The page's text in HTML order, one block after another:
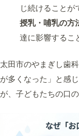
じ続けることが
授乳・哺乳の方
達に影響するこ
太田市のやまぎし歯
が多くなった」と感
が、子どもたちの口